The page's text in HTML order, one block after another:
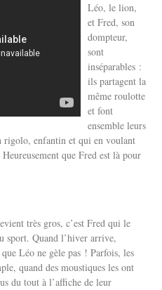
Léo, le lion,
et Fred, son
dompteur,
sont
inséparables :
ils partagent la
même roulotte
et font
ensemble leurs
rigolo, enfantin et qui en voulant
que Fred est là pour
très gros, c’est Fred qui le
sport. Quand l’hiver arrive,
Léo ne gèle pas ! Parfois, les
quand des moustiques les ont
du tout à l’affiche de leur